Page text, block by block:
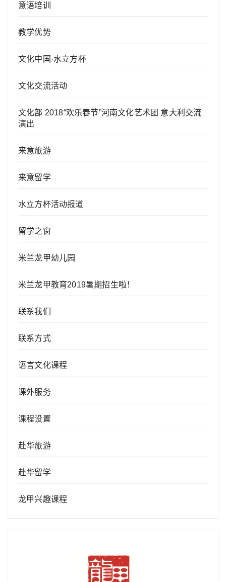
意语培训
教学优势
文化中国·水立方杯
文化交流活动
文化部 2018“欢乐春节”河南文化艺术团 意大利交流
演出
来意旅游
来意留学
水立方杯活动报道
留学之窗
米兰龙甲幼儿园
米兰龙甲教育2019暑期招生啦！
联系我们
联系方式
语言文化课程
课外服务
课程设置
赴华旅游
赴华留学
龙甲兴趣课程